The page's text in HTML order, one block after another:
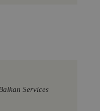
Services